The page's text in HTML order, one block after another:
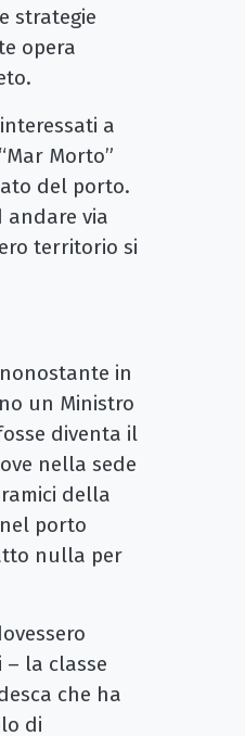
strategie
opera
a
Morto”
del porto.
andare via
territorio si
in
un Ministro
diventa il
nella sede
della
porto
nulla per
la classe
che ha
di